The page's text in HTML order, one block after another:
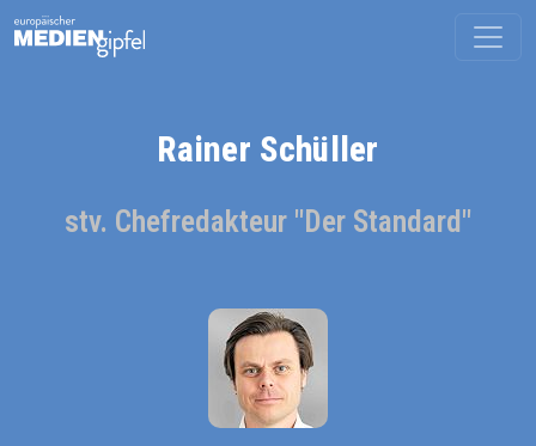
Rainer Schüller
stv. Chefredakteur "Der Standard"